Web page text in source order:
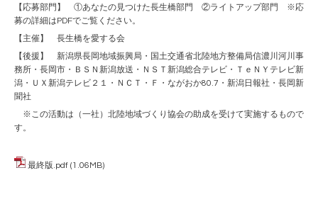
【応募部門】 ①あなたの見つけた長生橋部門 ②ライトアップ部門 ※応
募の詳細はPDFでご覧ください。
【主催】 長生橋を愛する会
【後援】 新潟県長岡地域振興局・国土交通省北陸地方整備局信濃川河川事
務所・長岡市・ＢＳＮ新潟放送・ＮＳＴ新潟総合テレビ・ＴｅＮＹテレビ新
潟・ＵＸ新潟テレビ２１・ＮＣＴ・Ｆ・ながおか80.7・新潟日報社・長岡新
聞社
※この活動は（一社）北陸地域づくり協会の助成を受けて実施するもので
す。
最終版.pdf (1.06MB)